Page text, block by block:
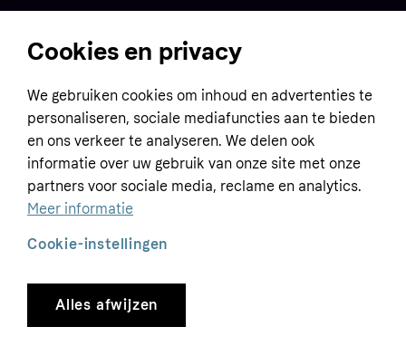
Home
Customer service
Terms & conditions
Privacy policy
Tracking technology notice
Business
Sell with Klarna
Contact us
Global
Cookies en privacy
We gebruiken cookies om inhoud en advertenties te
personaliseren, sociale mediafuncties aan te bieden
en ons verkeer te analyseren. We delen ook
informatie over uw gebruik van onze site met onze
partners voor sociale media, reclame en analytics.
Meer informatie
Alles afwijzen
Cookie-instellingen